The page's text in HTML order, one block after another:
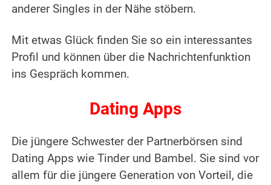
anderer Singles in der Nähe stöbern.
Mit etwas Glück finden Sie so ein interessantes
Profil und können über die Nachrichtenfunktion
ins Gespräch kommen.
Dating Apps
Die jüngere Schwester der Partnerbörsen sind
Dating Apps wie Tinder und Bambel. Sie sind vor
allem für die jüngere Generation von Vorteil, die